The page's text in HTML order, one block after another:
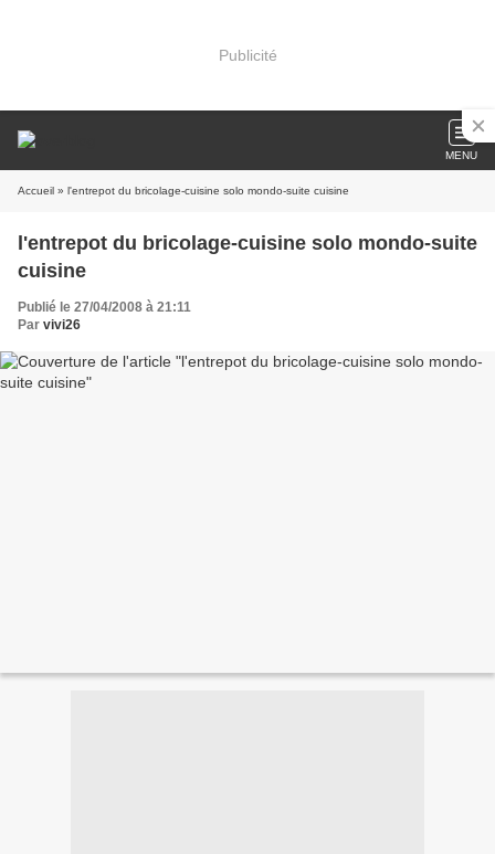
Publicité
MENU
Accueil » l'entrepot du bricolage-cuisine solo mondo-suite cuisine
l'entrepot du bricolage-cuisine solo mondo-suite
cuisine
Publié le 27/04/2008 à 21:11
Par vivi26